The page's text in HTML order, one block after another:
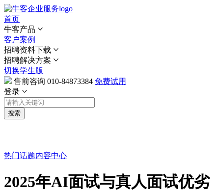
首页
牛客产品
客户案例
招聘资料下载
招聘解决方案
切换学生版
售前咨询 010-84873384 免费试用
登录
搜索
热门话题内容中心
2025年AI面试与真人面试优劣